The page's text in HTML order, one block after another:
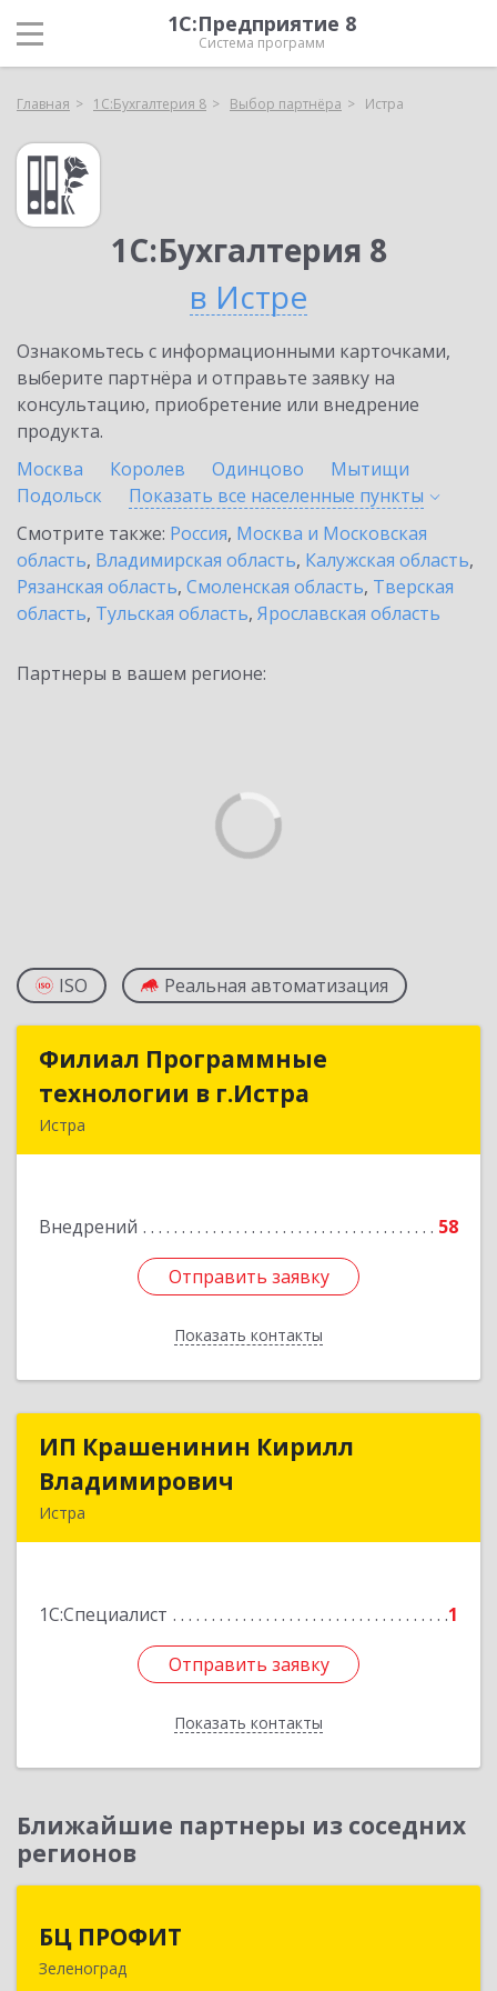
1С:Предприятие 8
Система программ
Главная 1С:Бухгалтерия 8 Выбор партнёра Истра
1С:Бухгалтерия 8
в Истре
Ознакомьтесь с информационными карточками,
выберите партнёра и отправьте заявку на
консультацию, приобретение или внедрение
продукта.
Москва
Королев Одинцово
Мытищи
Подольск
Показать все населенные пункты
Смотрите также: Россия, Москва и Московская
область, Владимирская область, Калужская область,
Рязанская область, Смоленская область, Тверская
область, Тульская область, Ярославская область
Партнеры в вашем регионе:
ISO Реальная автоматизация
Филиал Программные
технологии в г.Истра
Истра
Внедрений 58
Отправить заявку
Показать контакты
Филиал Программные
технологии в г.Истра
Подробнее
Отправить заявку
Назад
ИП Крашенинин Кирилл
Владимирович
Истра
1С:Специалист 1
Отправить заявку
Показать контакты
ИП Крашенинин Кирилл
Ближайшие партнеры из соседних
регионов
БЦ ПРОФИТ
Зеленоград124482, Москва г, Зеленоград г, корпус 340,